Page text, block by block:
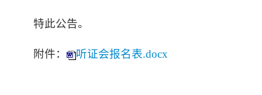
特此公告。
附件： 听证会报名表.docx